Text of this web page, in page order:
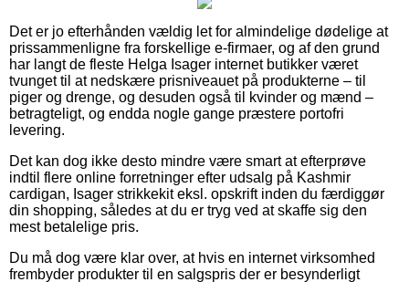
Det er jo efterhånden vældig let for almindelige dødelige at
prissammenligne fra forskellige e-firmaer, og af den grund
har langt de fleste Helga Isager internet butikker været
tvunget til at nedskære prisniveauet på produkterne – til
piger og drenge, og desuden også til kvinder og mænd –
betragteligt, og endda nogle gange præstere portofri
levering.
Det kan dog ikke desto mindre være smart at efterprøve
indtil flere online forretninger efter udsalg på Kashmir
cardigan, Isager strikkekit eksl. opskrift inden du færdiggør
din shopping, således at du er tryg ved at skaffe sig den
mest betalelige pris.
Du må dog være klar over, at hvis en internet virksomhed
frembyder produkter til en salgspris der er besynderligt